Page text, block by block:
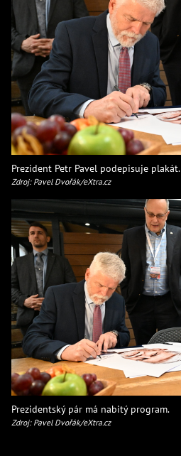
Prezident Petr Pavel podepisuje plakát.
Zdroj: Pavel Dvořák/eXtra.cz
Prezidentský pár má nabitý program.
Zdroj: Pavel Dvořák/eXtra.cz